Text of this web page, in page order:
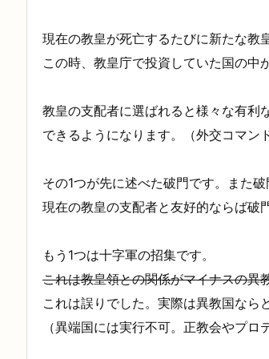
現在の教皇が死亡するたびに新たな教
この時、教皇庁で投資していた国の中
教皇の支配者に選ばれると様々な有利
できるようになります。（外交コマン
その1つが先に述べた破門です。また
現在の教皇の支配者と友好的ならば破
もう1つは十字軍の招集です。
これは教皇領との関係がマイナスの異
これは誤りでした。実際は異教国なら
（異端国には実行不可。正教会やプロ